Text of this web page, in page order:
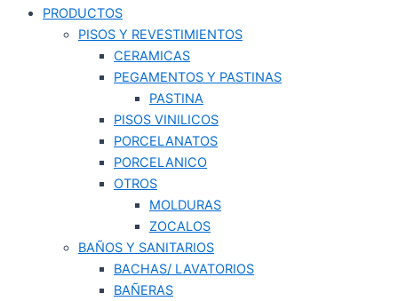
PRODUCTOS
PISOS Y REVESTIMIENTOS
CERAMICAS
PEGAMENTOS Y PASTINAS
PASTINA
PISOS VINILICOS
PORCELANATOS
PORCELANICO
OTROS
MOLDURAS
ZOCALOS
BAÑOS Y SANITARIOS
BACHAS/ LAVATORIOS
BAÑERAS